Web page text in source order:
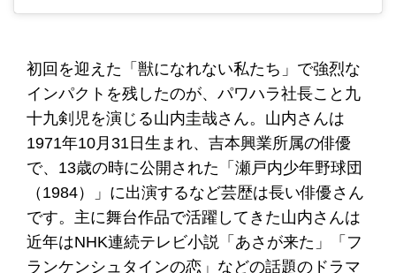
初回を迎えた「獣になれない私たち」で強烈な
インパクトを残したのが、パワハラ社長こと九
十九剣児を演じる山内圭哉さん。山内さんは
1971年10月31日生まれ、吉本興業所属の俳優
で、13歳の時に公開された「瀬戸内少年野球団
（1984）」に出演するなど芸歴は長い俳優さん
です。主に舞台作品で活躍してきた山内さんは
近年はNHK連続テレビ小説「あさが来た」「フ
ランケンシュタインの恋」などの話題のドラマ